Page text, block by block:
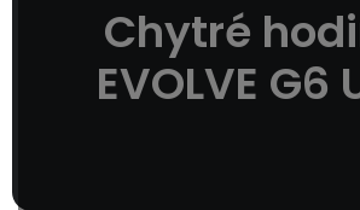
Chytré
EVOLVE G6